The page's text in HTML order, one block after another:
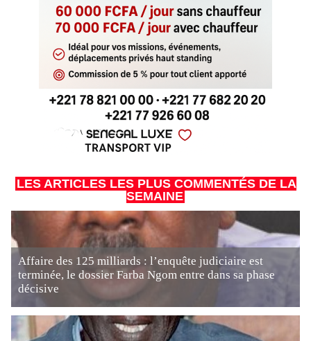
LES ARTICLES LES PLUS COMMENTÉS DE LA
SEMAINE
Affaire des 125 milliards : l’enquête judiciaire est
terminée, le dossier Farba Ngom entre dans sa phase
décisive